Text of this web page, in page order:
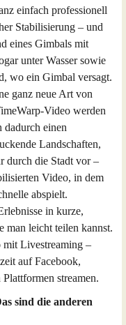
einfach professionell
Stabilisierung – und
eines Gimbals mit
unter Wasser sowie
wo ein Gimbal versagt.
ganz neue Art von
Video werden
dadurch einen
Landschaften,
durch die Stadt vor –
Video, in dem
abspielt.
in kurze,
man leicht teilen kannst.
Livestreaming –
auf Facebook,
streamen.
sind die anderen